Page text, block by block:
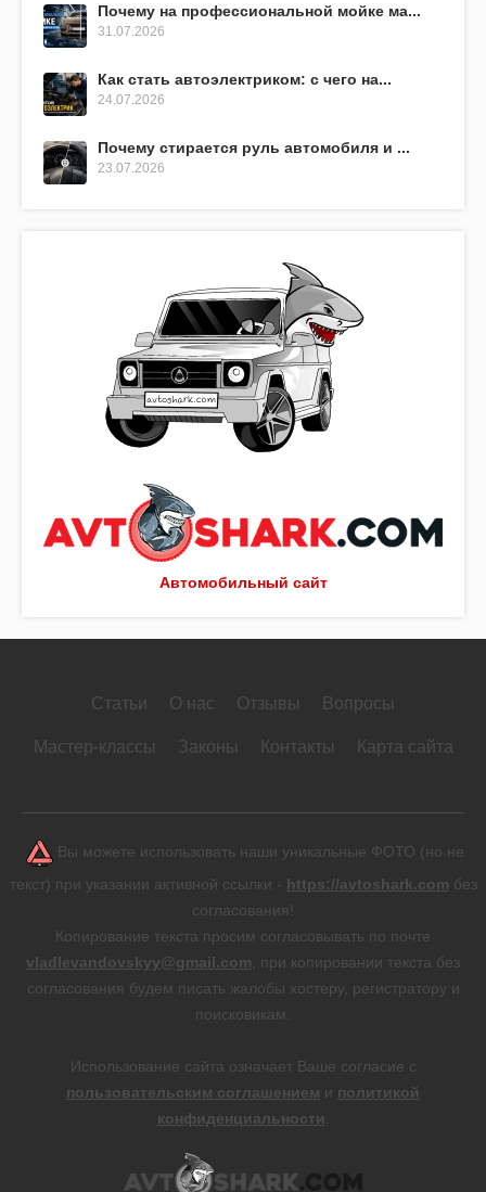
Автомобильный сайт
Почему на профессиональной мойке ма...
31.07.2026
Как стать автоэлектриком: с чего на...
24.07.2026
Почему стирается руль автомобиля и ...
23.07.2026
Статьи О нас Отзывы Вопросы
Мастер-классы Законы Контакты Карта сайта
Вы можете использовать наши уникальные ФОТО (но не
текст) при указании активной ссылки - https://avtoshark.com без
согласования!
Копирование текста просим согласовывать по почте
vladlevandovskyy@gmail.com , при копировании текста без
согласования будем писать жалобы хостеру, регистратору и
поисковикам.
Использование сайта означает Ваше согласие с
пользовательским соглашением и политикой
конфиденциальности